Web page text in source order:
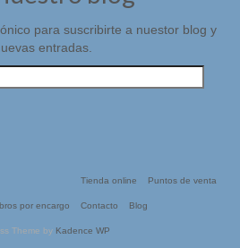
para suscribirte a nuestor blog y
entradas.
por encargo
Tienda online Puntos de venta
Contacto Blog
Theme by Kadence WP